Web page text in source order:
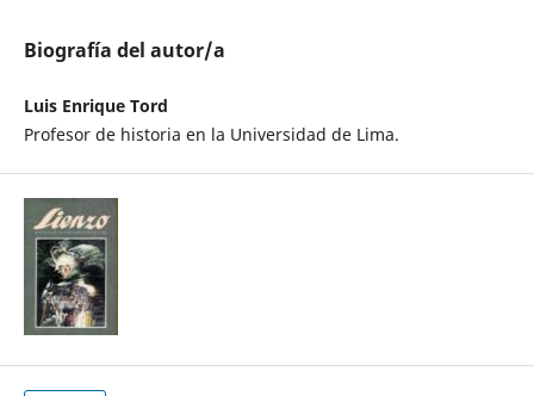
Biografía del autor/a
Luis Enrique Tord
Profesor de historia en la Universidad de Lima.